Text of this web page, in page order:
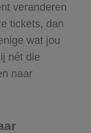
veranderen
tickets, dan
wat jou
nét die
naar